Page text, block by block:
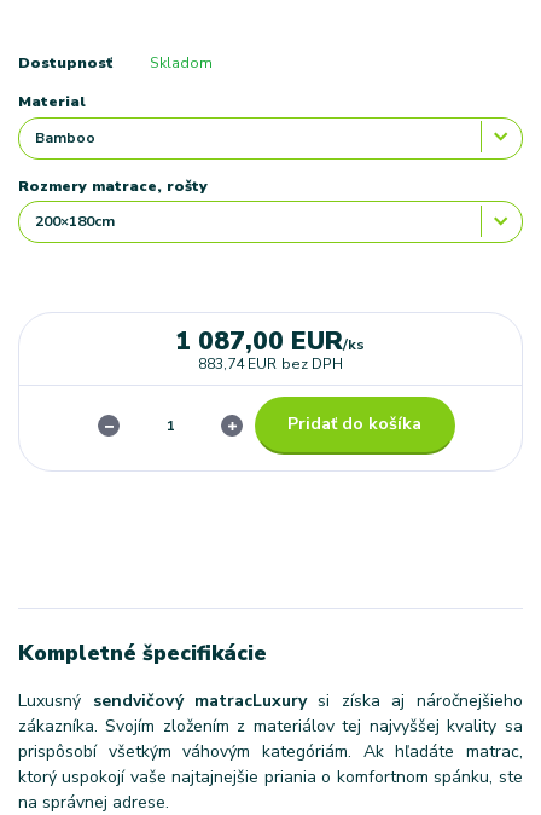
Dostupnosť Skladom
Material
Rozmery matrace, rošty
1 087,00 EUR/ks
883,74 EUR bez DPH
Pridať do košíka
Kompletné špecifikácie
Luxusný sendvičový matracLuxurysi získa aj náročnejšieho
zákazníka. Svojím zložením z materiálov tej najvyššej kvality sa
prispôsobí všetkým váhovým kategóriám. Ak hľadáte matrac,
ktorý uspokojí vaše najtajnejšie priania o komfortnom spánku, ste
na správnej adrese.